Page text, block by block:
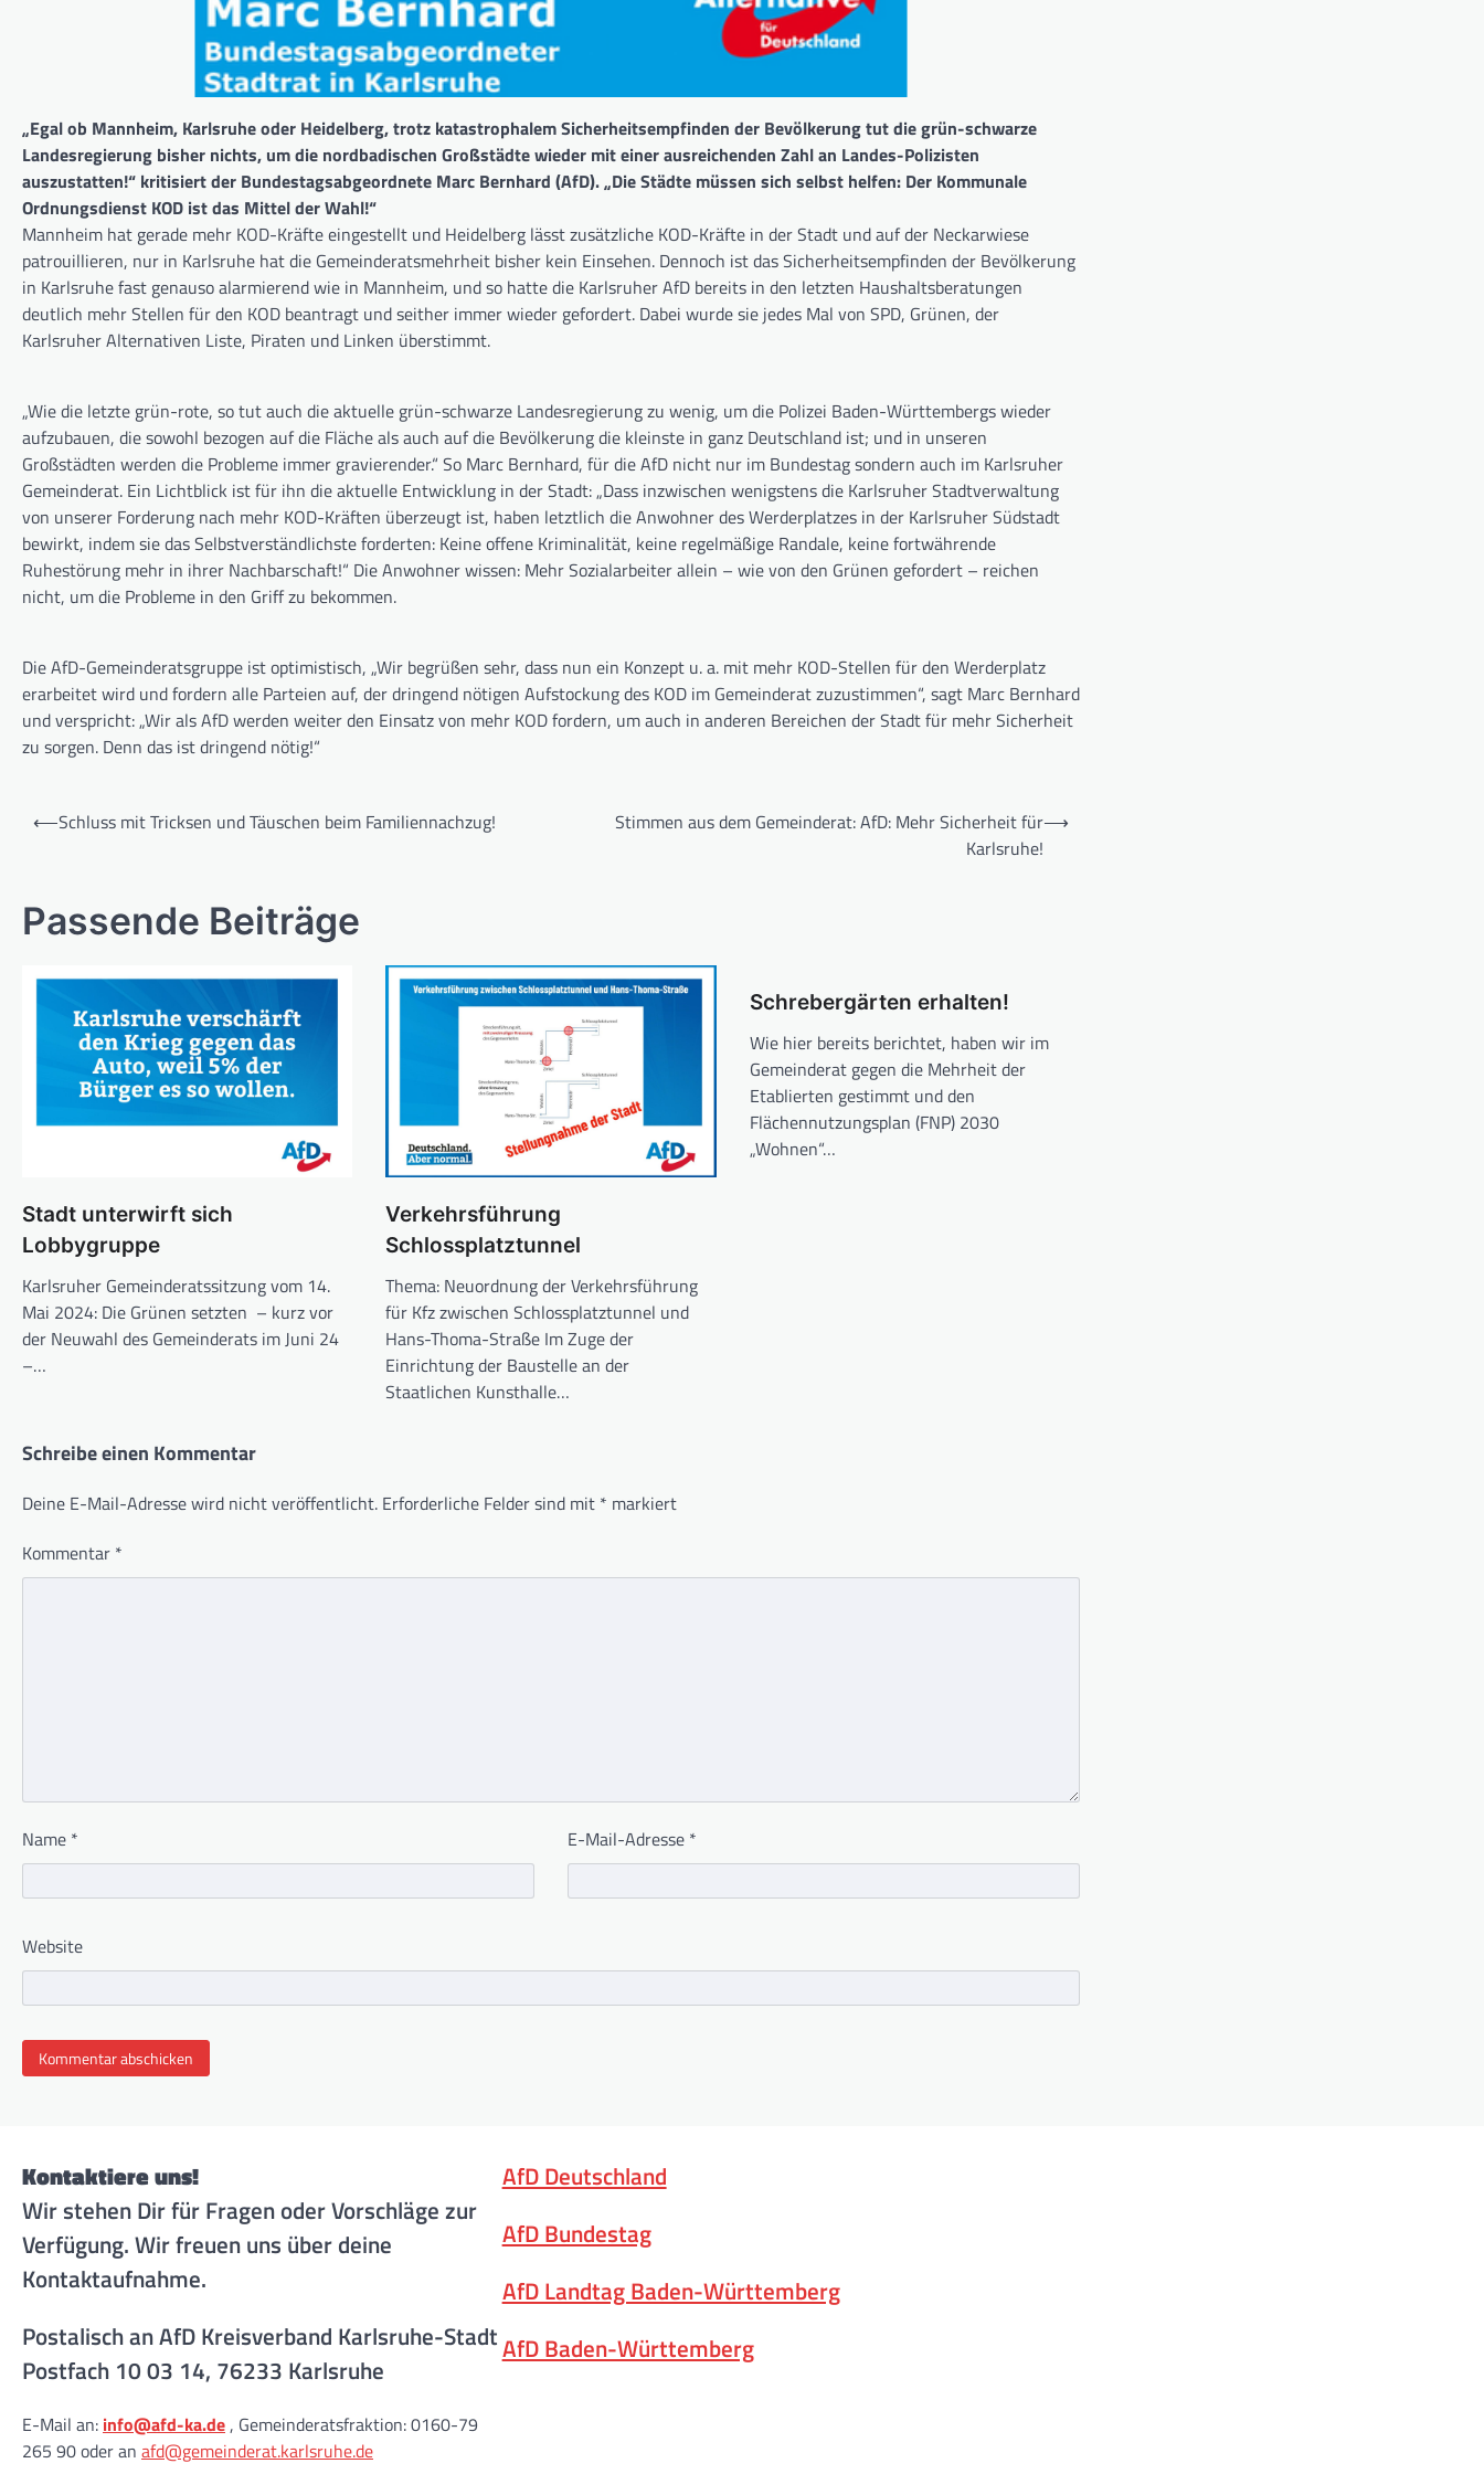
„Egal ob Mannheim, Karlsruhe oder Heidelberg, trotz katastrophalem Sicherheitsempfinden der Bevölkerung tut die grün-schwarze
Landesregierung bisher nichts, um die nordbadischen Großstädte wieder mit einer ausreichenden Zahl an Landes-Polizisten
auszustatten!“ kritisiert der Bundestagsabgeordnete Marc Bernhard (AfD). „Die Städte müssen sich selbst helfen: Der Kommunale
Ordnungsdienst KOD ist das Mittel der Wahl!“
Mannheim hat gerade mehr KOD-Kräfte eingestellt und Heidelberg lässt zusätzliche KOD-Kräfte in der Stadt und auf der Neckarwiese
patrouillieren, nur in Karlsruhe hat die Gemeinderatsmehrheit bisher kein Einsehen. Dennoch ist das Sicherheitsempfinden der Bevölkerung
in Karlsruhe fast genauso alarmierend wie in Mannheim, und so hatte die Karlsruher AfD bereits in den letzten Haushaltsberatungen
deutlich mehr Stellen für den KOD beantragt und seither immer wieder gefordert. Dabei wurde sie jedes Mal von SPD, Grünen, der
Karlsruher Alternativen Liste, Piraten und Linken überstimmt.
„Wie die letzte grün-rote, so tut auch die aktuelle grün-schwarze Landesregierung zu wenig, um die Polizei Baden-Württembergs wieder
aufzubauen, die sowohl bezogen auf die Fläche als auch auf die Bevölkerung die kleinste in ganz Deutschland ist; und in unseren
Großstädten werden die Probleme immer gravierender.“ So Marc Bernhard, für die AfD nicht nur im Bundestag sondern auch im Karlsruher
Gemeinderat. Ein Lichtblick ist für ihn die aktuelle Entwicklung in der Stadt: „Dass inzwischen wenigstens die Karlsruher Stadtverwaltung
von unserer Forderung nach mehr KOD-Kräften überzeugt ist, haben letztlich die Anwohner des Werderplatzes in der Karlsruher Südstadt
bewirkt, indem sie das Selbstverständlichste forderten: Keine offene Kriminalität, keine regelmäßige Randale, keine fortwährende
Ruhestörung mehr in ihrer Nachbarschaft!“ Die Anwohner wissen: Mehr Sozialarbeiter allein – wie von den Grünen gefordert – reichen
nicht, um die Probleme in den Griff zu bekommen.
Die AfD-Gemeinderatsgruppe ist optimistisch, „Wir begrüßen sehr, dass nun ein Konzept u. a. mit mehr KOD-Stellen für den Werderplatz
erarbeitet wird und fordern alle Parteien auf, der dringend nötigen Aufstockung des KOD im Gemeinderat zuzustimmen“, sagt Marc Bernhard
und verspricht: „Wir als AfD werden weiter den Einsatz von mehr KOD fordern, um auch in anderen Bereichen der Stadt für mehr Sicherheit
zu sorgen. Denn das ist dringend nötig!“
Beitragsnavigation
⟵Schluss mit Tricksen und Täuschen beim Familiennachzug!
Stimmen aus dem Gemeinderat: AfD: Mehr Sicherheit für
Karlsruhe!
⟶
Passende Beiträge
Stadt unterwirft sich
Lobbygruppe
Karlsruher Gemeinderatssitzung vom 14.
Mai 2024: Die Grünen setzten – kurz vor
der Neuwahl des Gemeinderats im Juni 24
–…
Verkehrsführung
Schlossplatztunnel
Thema: Neuordnung der Verkehrsführung
für Kfz zwischen Schlossplatztunnel und
Hans-Thoma-Straße Im Zuge der
Einrichtung der Baustelle an der
Staatlichen Kunsthalle…
Schrebergärten erhalten!
Wie hier bereits berichtet, haben wir im
Gemeinderat gegen die Mehrheit der
Etablierten gestimmt und den
Flächennutzungsplan (FNP) 2030
„Wohnen“…
Schreibe einen Kommentar
Deine E-Mail-Adresse wird nicht veröffentlicht. Erforderliche Felder sind mit * markiert
Kommentar *
Name * E-Mail-Adresse *
Website
Kontaktiere uns!
Wir stehen Dir für Fragen oder Vorschläge zur
Verfügung. Wir freuen uns über deine
Kontaktaufnahme.
Postalisch an AfD Kreisverband Karlsruhe-Stadt
Postfach 10 03 14, 76233 Karlsruhe
E-Mail an: info@afd-ka.de, Gemeinderatsfraktion: 0160-79
265 90 oder an afd@gemeinderat.karlsruhe.de
AfD Deutschland
AfD Bundestag
AfD Landtag Baden-Württemberg
AfD Baden-Württemberg